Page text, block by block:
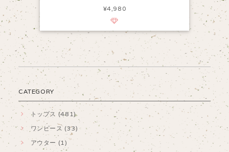
¥4,980
CATEGORY
トップス (481)
ワンピース (33)
アウター (1)